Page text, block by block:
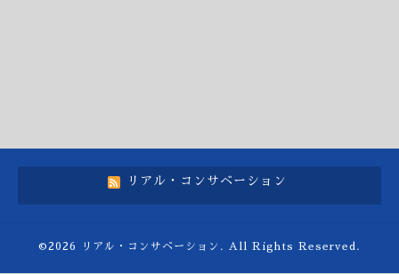
リアル・コンサベーション
©2026 リアル・コンサベーション . All Rights Reserved.